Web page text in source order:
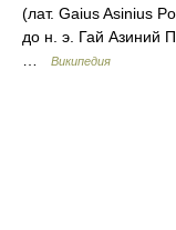
(лат. Gaius Asinius
до н. э. Гай Азиний
Википедия